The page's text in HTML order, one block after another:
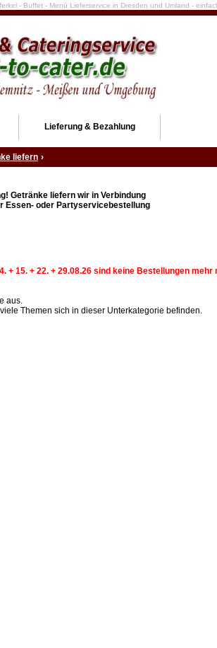
- Buffet - Menü Lieferservice in Dresden und Umland -
Lieferung & Bezahlung
liefern ›
Getränke liefern wir in Verbindung
Essen- oder Partyservicebestellung
+ 15. + 22. + 29.08.26 sind keine Bestellungen mehr
aus.
Themen sich in dieser Unterkategorie befinden.